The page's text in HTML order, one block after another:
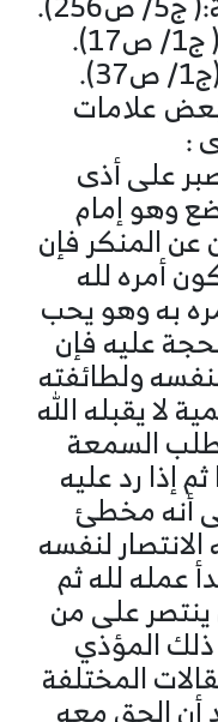
بعض علامات
:
على أذى
وهو إمام
عن المنكر فإن
أمره لله
به وهو يحب
عليه فإن
ولطائفته
لا يقبله الله
السمعة
إذا رد عليه
أنه مخطئ
لنفسه
عمله لله ثم
على من
ذلك المؤذي
المختلفة
أن الحق معه